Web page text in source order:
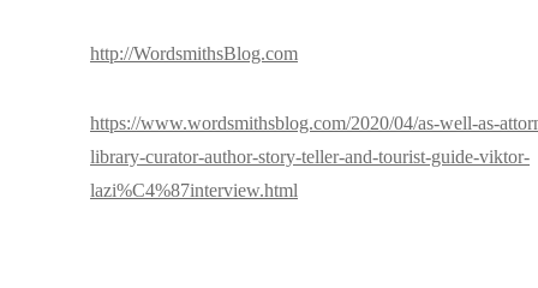
http://WordsmithsBlog.com
https://www.wordsmithsblog.com/2020/04/as-well-as-
library-curator-author-story-teller-and-tourist-guide-viktor-
lazi%C4%87interview.html